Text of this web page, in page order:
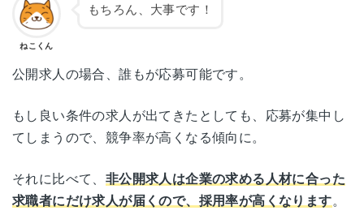
ねこくん
もちろん、大事です！
公開求人の場合、誰もが応募可能です。
もし良い条件の求人が出てきたとしても、応募が集中し
てしまうので、競争率が高くなる傾向に。
それに比べて、 非公開求人は企業の求める人材に合った
求職者にだけ求人が届くので、採用率が高くなります。